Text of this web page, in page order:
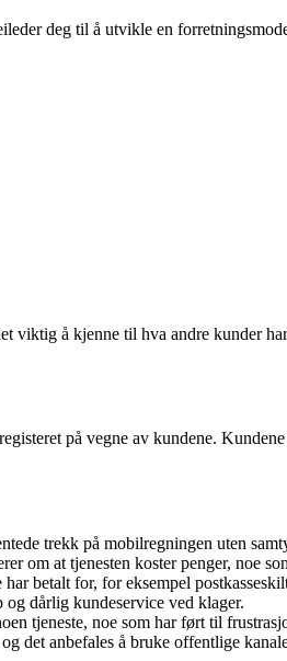
deg til å utvikle en
å kjenne til hva andre kunder
på vegne av kundene.
trekk på mobilregningen uten
om at tjenesten koster penger, noe
betalt for, for eksempel
dårlig kundeservice ved klager.
tjeneste, noe som har ført til
det anbefales å bruke offentlige